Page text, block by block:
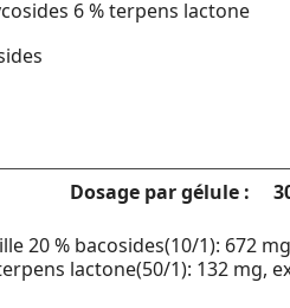
6 % terpens lactone
Dosage par gélule :
20 % bacosides(10/1): 672
lactone(50/1): 132